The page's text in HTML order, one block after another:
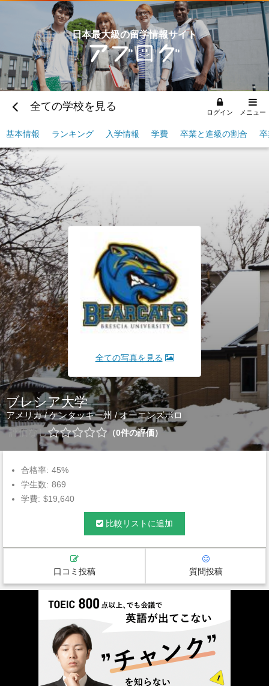
日本最大級の留学情報サイト
全ての学校を見る ログイン メニュー
基本情報 ランキング 入学情報 学費 卒業と進級の割合
全ての写真を見る
ブレシア大学
アメリカ/ケンタッキー州 /オーエンズボロ
評価なし
0件の評価
合格率: 45%
学生数: 869
学費: $19,640
比較リストに追加
口コミ投稿 質問投稿